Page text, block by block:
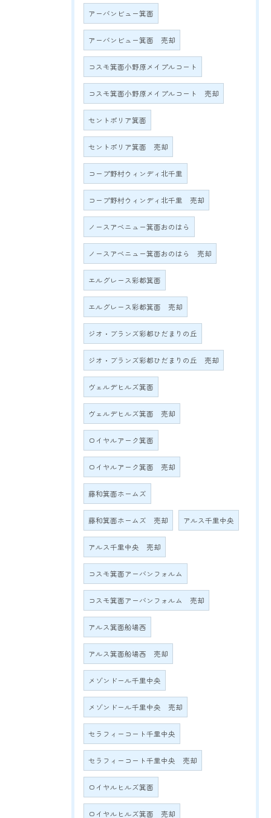
アーバンビュー箕面
アーバンビュー箕面 売却
コスモ箕面小野原メイプルコート
コスモ箕面小野原メイプルコート 売却
セントポリア箕面
セントポリア箕面 売却
コープ野村ウィンディ北千里
コープ野村ウィンディ北千里 売却
ノースアベニュー箕面おのはら
ノースアベニュー箕面おのはら 売却
エルグレース彩都箕面
エルグレース彩都箕面 売却
ジオ・ブランズ彩都ひだまりの丘
ジオ・ブランズ彩都ひだまりの丘 売却
ヴェルデヒルズ箕面
ヴェルデヒルズ箕面 売却
ロイヤルアーク箕面
ロイヤルアーク箕面 売却
藤和箕面ホームズ
藤和箕面ホームズ 売却 アルス千里中央
アルス千里中央 売却
コスモ箕面アーバンフォルム
コスモ箕面アーバンフォルム 売却
アルス箕面船場西
アルス箕面船場西 売却
メゾンドール千里中央
メゾンドール千里中央 売却
セラフィーコート千里中央
セラフィーコート千里中央 売却
ロイヤルヒルズ箕面
ロイヤルヒルズ箕面 売却